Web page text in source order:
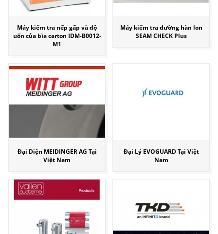
Máy kiểm tra nếp gấp và độ
uốn của bìa carton IDM-B0012-
M1
Máy kiểm tra đường hàn lon
SEAM CHECK Plus
Đại Diện MEIDINGER AG Tại
Việt Nam
Đại Lý EVOGUARD Tại Việt
Nam